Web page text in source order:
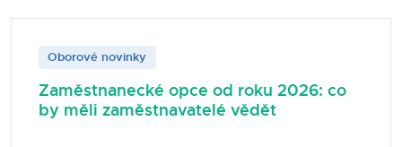
Oborové novinky
Zaměstnanecké opce od roku 2026: co
by měli zaměstnavatelé vědět